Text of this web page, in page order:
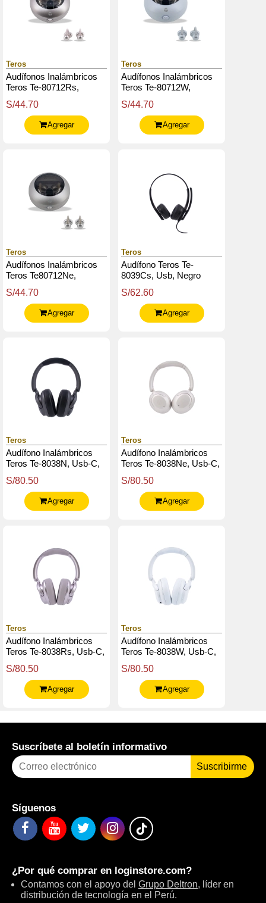
Teros
Audífonos Inalámbricos
Teros Te-80712Rs,
Rose Titanium
S/44.70
Agregar
Teros
Audífonos Inalámbricos
Teros Te-80712W,
Blanco Titanium
S/44.70
Agregar
Teros
Audífonos Inalámbricos
Teros Te80712Ne,
Natural Titanium
S/44.70
Agregar
Teros
Audífono Teros Te-
8039Cs, Usb, Negro
S/62.60
Agregar
Teros
Audífono Inalámbricos
Teros Te-8038N, Usb-C,
S/80.50
Agregar
Teros
Audífono Inalámbricos
Teros Te-8038Ne, Usb-C,
S/80.50
Agregar
Teros
Audífono Inalámbricos
Teros Te-8038Rs, Usb-C,
S/80.50
Agregar
Teros
Audífono Inalámbricos
Teros Te-8038W, Usb-C,
S/80.50
Agregar
Suscríbete al boletín informativo
Suscribirme
Síguenos
¿Por qué comprar en loginstore.com?
Contamos con el apoyo del Grupo Deltron, líder en
distribución de tecnología en el Perú.